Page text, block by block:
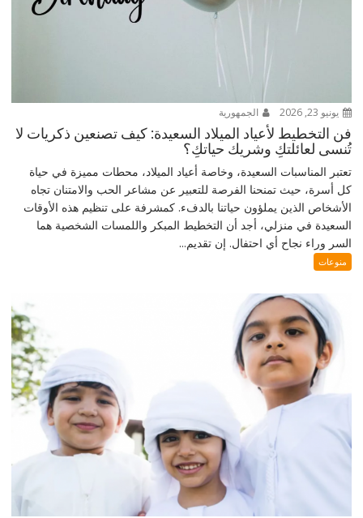
يونيو 23, 2026 الجمهورية
فن التخطيط لأعياد الميلاد السعيدة: كيف تصنعين ذكريات لا
تُنسى لعائلتكِ وشريك حياتكِ؟
تعتبر المناسبات السعيدة، وخاصة أعياد الميلاد، محطات مميزة في حياة
كل أسرة، حيث تمنحنا الفرصة للتعبير عن مشاعر الحب والامتنان تجاه
الأشخاص الذين يملؤون حياتنا بالدفء. كمشرفة على تنظيم هذه الأوقات
السعيدة في منزلي، أجد أن التخطيط المبكر واللمسات الشخصية هما
السر وراء نجاح أي احتفال. إن تقديم...
منوعات